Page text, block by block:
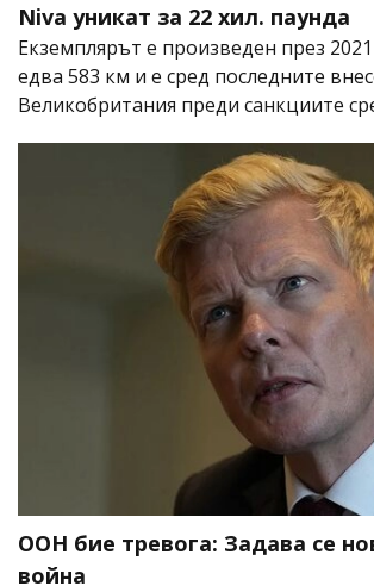
Niva уникат за 22 хил. паунда
Екземплярът е произведен през
едва 583 км и е сред последните
Великобритания преди санкциите
ООН бие тревога: Задава се
война